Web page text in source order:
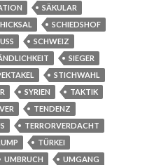
SÄKULAR
SCHIEDSHOF
SCHWEIZ
SIEGER
STICHWAHL
SYRIEN
TAKTIK
TENDENZ
TERRORVERDACHT
TÜRKEI
UMBRUCH UMGANG